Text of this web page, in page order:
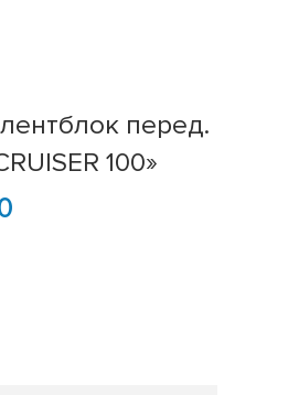
перед.
100»